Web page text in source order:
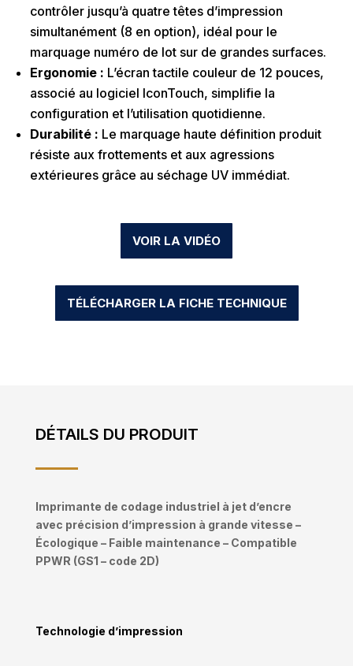
contrôler jusqu’à quatre têtes d’impression
simultanément (8 en option), idéal pour le
marquage numéro de lot sur de grandes surfaces.
Ergonomie : L’écran tactile couleur de 12 pouces,
associé au logiciel IconTouch, simplifie la
configuration et l’utilisation quotidienne.
Durabilité : Le marquage haute définition produit
résiste aux frottements et aux agressions
extérieures grâce au séchage UV immédiat.
VOIR LA VIDÉO
TÉLÉCHARGER LA FICHE TECHNIQUE
DÉTAILS DU PRODUIT
Imprimante de codage industriel à jet d’encre
avec précision d’impression à grande vitesse –
Écologique – Faible maintenance – Compatible
PPWR (GS1 – code 2D)
Technologie d’impression